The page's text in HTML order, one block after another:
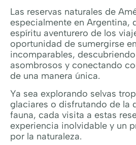
Las reservas naturales de
especialmente en Argentina,
espíritu aventurero de los
oportunidad de sumergirse
incomparables,
asombrosos y conectando
de una manera única.
Ya sea explorando selvas
glaciares o disfrutando de la
fauna, cada visita a estas
experiencia inolvidable y un
por la naturaleza.